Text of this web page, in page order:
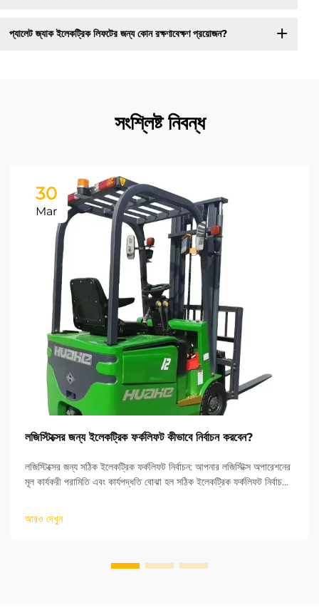
প্যালেট জ্যাক ইলেকট্রিক লিফটের জন্য কোন রক্ষণাবেক্ষণ প্রয়োজন?
সংশ্লিষ্ট নিবন্ধ
30
Mar
লজিস্টিক্সের জন্য ইলেকট্রিক ফর্কলিফট কীভাবে নির্বাচন করবেন?
লজিস্টিক্সের জন্য সঠিক ইলেকট্রিক ফর্কলিফট নির্বাচন: আপনার লজিস্টিক্স অপারেশনের
মূল কার্যকরী পরামিতি এবং কার্যপদ্ধতি বোঝা হল সঠিক ইলেকট্রিক ফর্কলিফট নির্বাচনের
আরও দেখুন